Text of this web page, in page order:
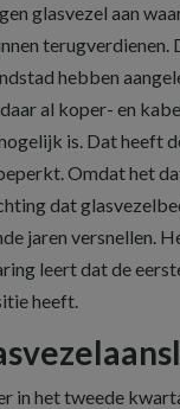
glasvezel aan
terugverdienen.
hebben
al koper- en
is. Dat heeft
Omdat het
dat
jaren versnellen.
leert dat de
heeft.
in het tweede